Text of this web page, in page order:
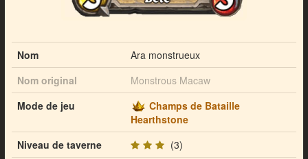
Nom
Ara monstrueux
Nom original
Monstrous Macaw
Mode de jeu
Champs de Bataille
Hearthstone
Niveau de taverne
(3)